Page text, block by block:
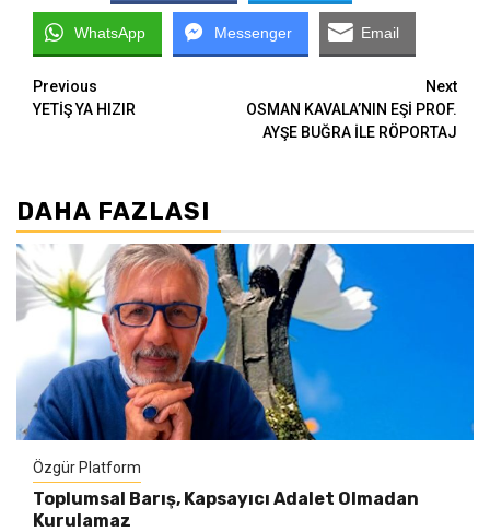
WhatsApp Messenger Email
Continue
Reading
Previous
YETİŞ YA HIZIR
Next
OSMAN KAVALA’NIN EŞİ PROF.
AYŞE BUĞRA İLE RÖPORTAJ
DAHA FAZLASI
Özgür Platform
Toplumsal Barış, Kapsayıcı Adalet Olmadan
Kurulamaz